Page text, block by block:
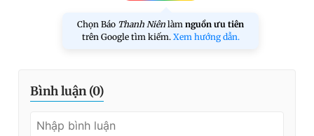
Chọn Báo Thanh Niên làm nguồn ưu tiên
trên Google tìm kiếm. Xem hướng dẫn.
Bình luận (0)